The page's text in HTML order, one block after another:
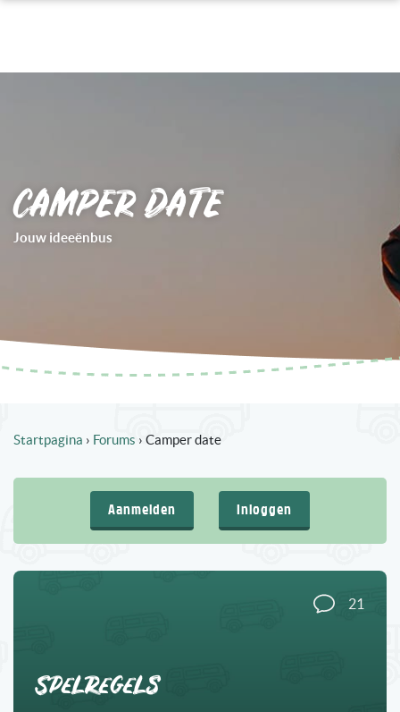
CAMPER DATE
Jouw ideeënbus
Startpagina › Forums › Camper date
Aanmelden Inloggen
21
Spelregels